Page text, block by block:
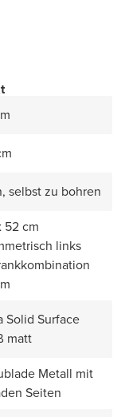
selbst zu bohren
52 cm
links
Solid Surface
matt
Metall mit
Seiten